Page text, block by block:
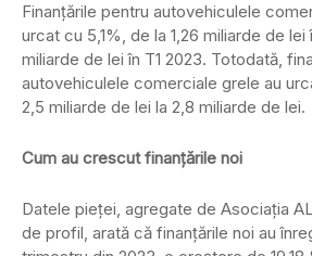
Finanțările pentru autovehiculele
urcat cu 5,1%, de la 1,26 miliarde de lei
miliarde de lei în T1 2023. Totodată,
autovehiculele comerciale grele au
2,5 miliarde de lei la 2,8 miliarde de lei.
Cum au crescut finanțările noi
Datele pieței, agregate de Asociația
de profil, arată că finanțările noi au